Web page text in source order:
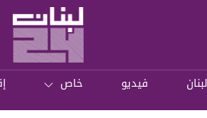
لبنان فيديو خاص